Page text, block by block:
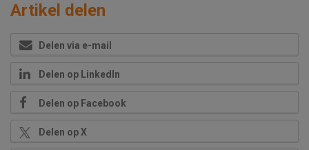
Artikel delen
Delen via e-mail
Delen op LinkedIn
Delen op Facebook
Delen op X